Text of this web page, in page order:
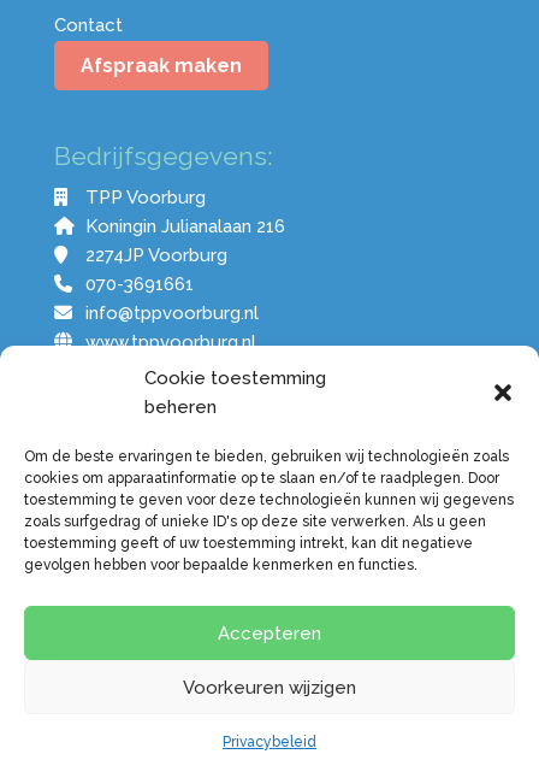
Cookie toestemming
beheren
Om de beste ervaringen te bieden, gebruiken wij technologieën zoals
cookies om apparaatinformatie op te slaan en/of te raadplegen. Door
toestemming te geven voor deze technologieën kunnen wij gegevens
zoals surfgedrag of unieke ID's op deze site verwerken. Als u geen
toestemming geeft of uw toestemming intrekt, kan dit negatieve
gevolgen hebben voor bepaalde kenmerken en functies.
Accepteren
Voorkeuren wijzigen
Privacybeleid
Contact
Afspraak maken
Bedrijfsgegevens:
TPP Voorburg
Koningin Julianalaan 216
2274JP Voorburg
070-3691661
info@tppvoorburg.nl
www.tppvoorburg.nl
Parkeren is gratis.
Let op!: Blauwe parkeerschijf wel verplicht.
KvK-nummer: 27345227
Aangesloten bij alle zorgverzekeraars.
Algemene voorwaarden
© 2026 Deze website draait op het websitesysteem